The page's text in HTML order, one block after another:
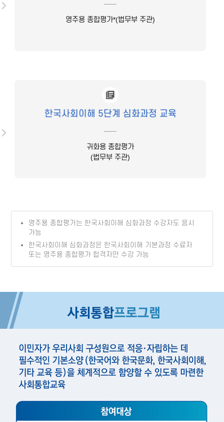
영주용 종합평가*(법무부 주관)
한국사회이해 5단계 심화과정 교육
귀화용 종합평가
(법무부 주관)
영주용 종합평가는 한국사회이해 심화과정 수강자도 응시
가능
한국사회이해 심화과정은 한국사회이해 기본과정 수료자
또는 영주용 종합평가 합격자만 수강 가능